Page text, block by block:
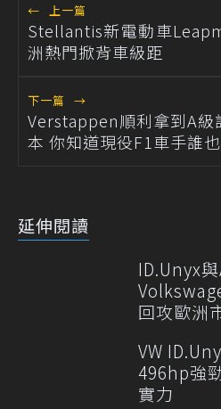
← 上一篇
Stellantis新電動車
洲熱門掀背車級距
下一篇 →
Verstappen順利拿到A級
本 你知道現役F1車手誰
延伸閱讀
ID.Unyx
回攻歐洲
VW
496hp強
實力